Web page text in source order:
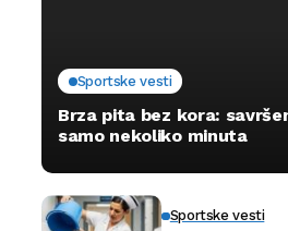
Sportske vesti
Brza pita bez kora:
samo nekoliko minuta
Sportske vesti